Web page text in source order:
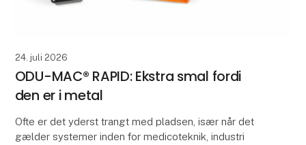
24. juli 2026
ODU-MAC® RAPID: Ekstra smal fordi
den er i metal
Ofte er det yderst trangt med pladsen, især når det
gælder systemer inden for medicoteknik, industri